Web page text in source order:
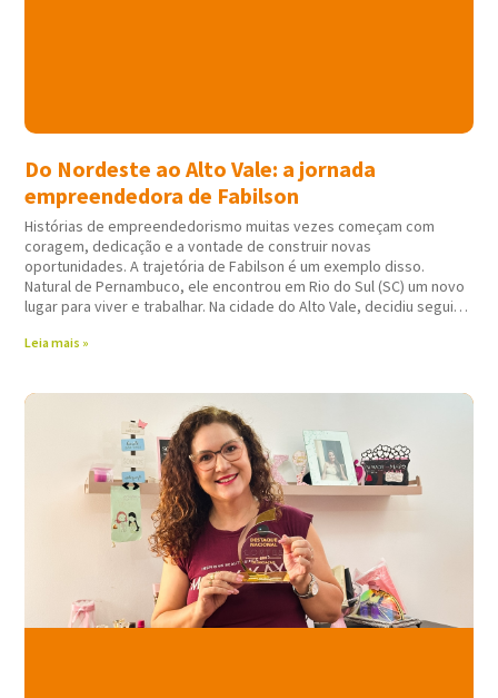
Do Nordeste ao Alto Vale: a jornada
empreendedora de Fabilson
Histórias de empreendedorismo muitas vezes começam com
coragem, dedicação e a vontade de construir novas
oportunidades. A trajetória de Fabilson é um exemplo disso.
Natural de Pernambuco, ele encontrou em Rio do Sul (SC) um novo
lugar para viver e trabalhar. Na cidade do Alto Vale, decidiu seguir
Leia mais »